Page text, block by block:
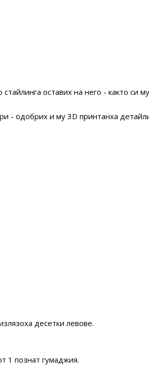
оставих на него - както си
- одобрих и му 3D принтанха
десетки левове.
1 познат гумаджия.